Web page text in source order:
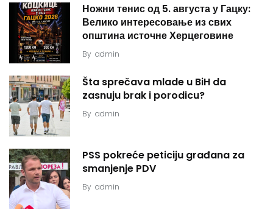
Ножни тенис од 5. августа у Гацку:
Велико интересовање из свих
општина источне Херцеговине
By admin
Šta sprečava mlade u BiH da
zasnuju brak i porodicu?
By admin
PSS pokreće peticiju građana za
smanjenje PDV
By admin